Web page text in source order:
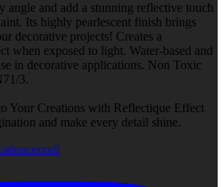
angle and add a stunning reflective touch
Its highly pearlescent finish brings
decorative projects! Creates a
when exposed to light. Water-based and
in decorative applications. Non Toxic
3.
Your Creations with Reflectique Effect
and make every detail shine.